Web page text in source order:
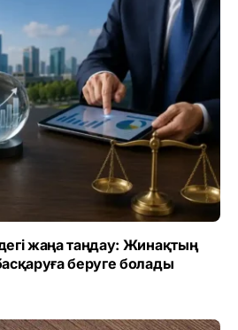
жаңа таңдау: Жинақтың
беруге болады